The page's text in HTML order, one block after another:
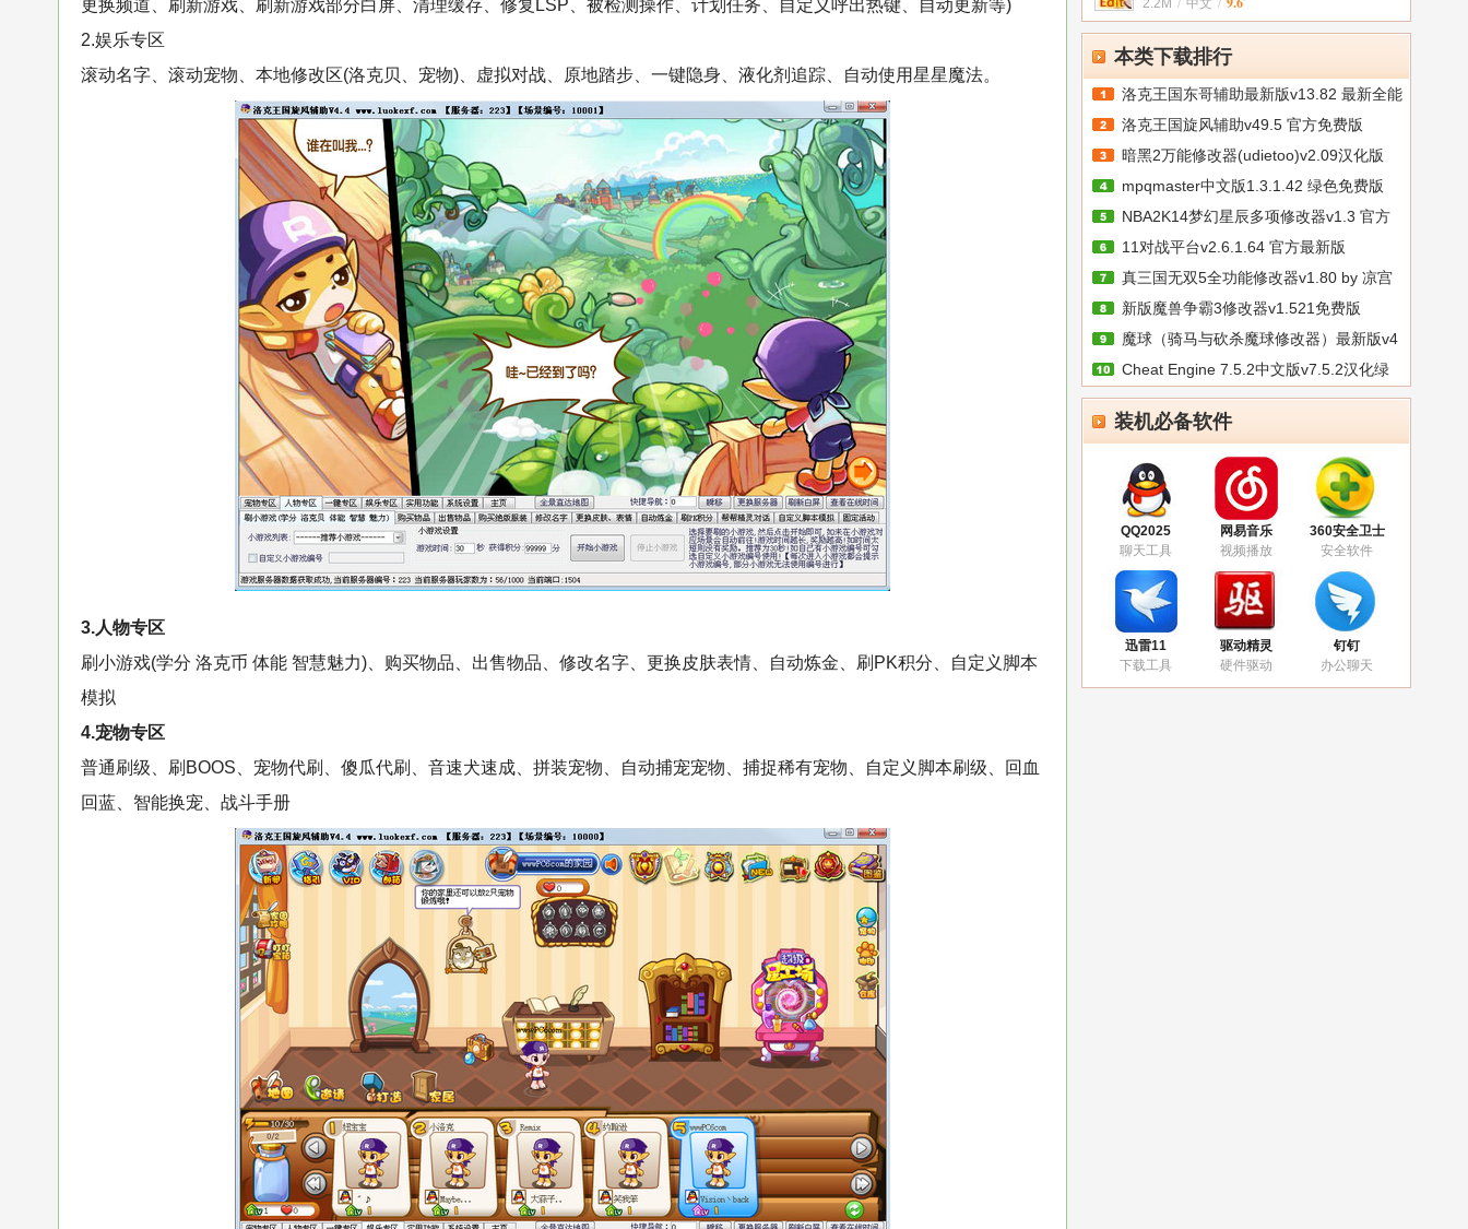
2.2M / 中文 /
本类下载排行
洛克王国东哥辅助最新版v13.82 最新全能
洛克王国旋风辅助v49.5 官方免费版
暗黑2万能修改器(udietoo)v2.09汉化版
mpqmaster中文版1.3.1.42 绿色免费版
NBA2K14梦幻星辰多项修改器v1.3 官方
最
11对战平台v2.6.1.64 官方最新版
真三国无双5全功能修改器v1.80 by 凉宫
新版魔兽争霸3修改器v1.521免费版
魔球（骑马与砍杀魔球修改器）最新版v4
Cheat Engine 7.5.2中文版v7.5.2汉化绿
装机必备软件
QQ2025
聊天工具
网易音乐
视频播放
360安全卫士
安全软件
迅雷11
下载工具
驱动精灵
硬件驱动
钉钉
办公聊天
更换频道、刷新游戏、刷新游戏部分白屏、清理缓存、修复LSP、被检测操作、计划任务、自定义呼出热键、自动更新等)
2.娱乐专区
滚动名字、滚动宠物、本地修改区(洛克贝、宠物)、虚拟对战、原地踏步、一键隐身、液化剂追踪、自动使用星星魔法。
3.人物专区
刷小游戏(学分 洛克币 体能 智慧魅力)、购买物品、出售物品、修改名字、更换皮肤表情、自动炼金、刷PK积分、自定义脚本
模拟
4.宠物专区
普通刷级、刷BOOS、宠物代刷、傻瓜代刷、音速犬速成、拼装宠物、自动捕宠宠物、捕捉稀有宠物、自定义脚本刷级、回血
回蓝、智能换宠、战斗手册